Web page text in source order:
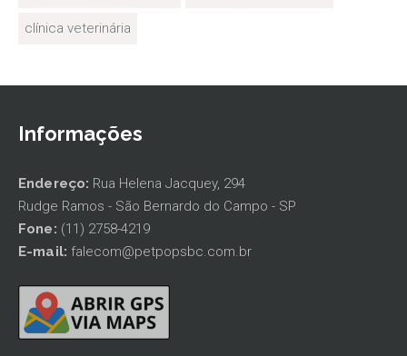
clínica veterinária
Informações
Endereço: Rua Helena Jacquey, 294
Rudge Ramos - São Bernardo do Campo - SP
Fone: (11) 2758-4219
E-mail: falecom@petpopsbc.com.br